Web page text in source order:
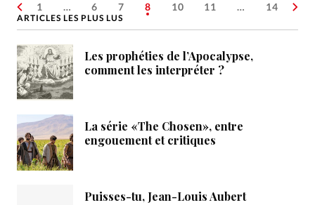
1 … 6 7 8 10 11 … 14
ARTICLES LES PLUS LUS
Les prophéties de l’Apocalypse,
comment les interpréter ?
La série «The Chosen», entre
engouement et critiques
Puisses-tu, Jean-Louis Aubert